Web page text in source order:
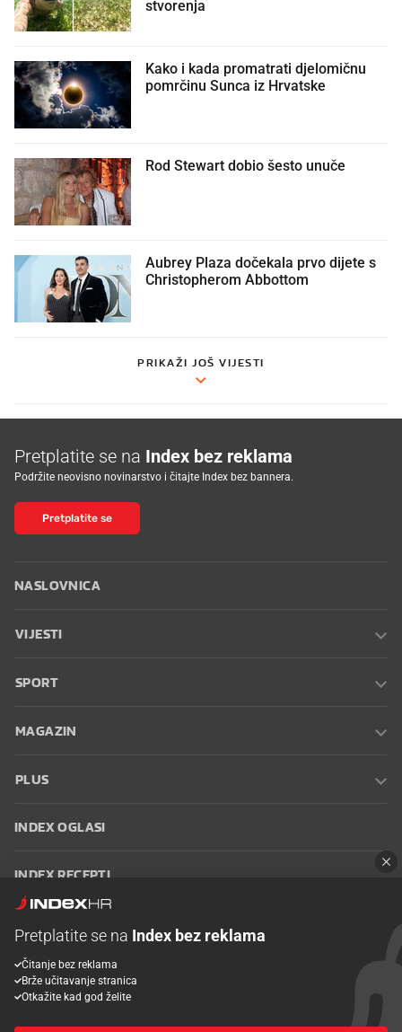
stvorenja
Kako i kada promatrati djelomičnu
pomrčinu Sunca iz Hrvatske
Rod Stewart dobio šesto unuče
Aubrey Plaza dočekala prvo dijete s
Christopherom Abbottom
PRIKAŽI JOŠ VIJESTI
Pretplatite se na Index bez reklama
Podržite neovisno novinarstvo i čitajte Index bez bannera.
Pretplatite se
NASLOVNICA
VIJESTI
SPORT
MAGAZIN
PLUS
INDEX OGLASI
INDEX RECEPTI
Oglašavanje Zaposli se na Indexu
korištenja
Postavke kolačića
Pretplatite se na Index bez reklama
Čitanje bez reklama
Brže učitavanje stranica
Otkažite kad god želite